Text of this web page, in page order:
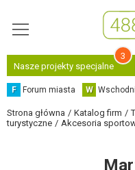
Nasze projekty specjalne
3
F Forum miasta W
Strona główna Katalog firm
turystyczne
Akcesoria